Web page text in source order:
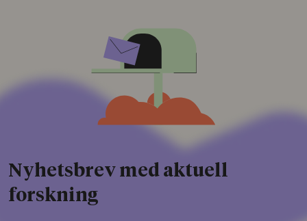
Nyhetsbrev med aktuell
forskning